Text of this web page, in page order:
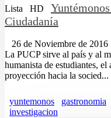
Lista HD
Ciudadanía
26 de Noviembre de 2016
La PUCP sirve al país y al
humanista de estudiantes,
proyección hacia la socied...
yuntemonos gastronomia
investigacion